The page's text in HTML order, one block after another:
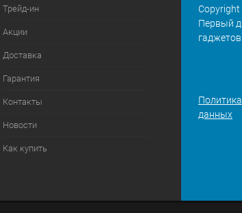
Трейд-ин
Акции
Доставка
Гарантия
Контакты
Новости
Как купить
Copyright
Первый
данных